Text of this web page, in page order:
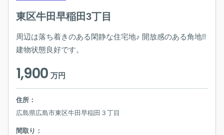
東区牛田早稲田3丁目
周辺は落ち着きのある閑静な住宅地♪ 開放感のある角地!!
建物状態良好です。
1,900万円
住所：
広島県広島市東区牛田早稲田３丁目
間取り：